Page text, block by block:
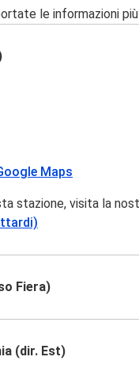
le informazioni
Maps
stazione, visita la
Fiera)
(dir. Est)